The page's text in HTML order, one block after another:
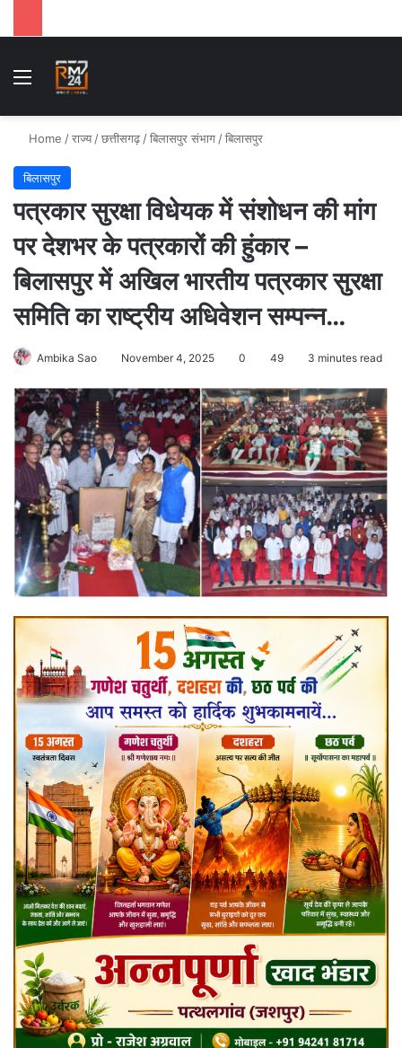
Menu
Home /राज्य /छत्तीसगढ़ /बिलासपुर संभाग /बिलासपुर
बिलासपुर
पत्रकार सुरक्षा विधेयक में संशोधन की मांग
पर देशभर के पत्रकारों की हुंकार –
बिलासपुर में अखिल भारतीय पत्रकार सुरक्षा
समिति का राष्ट्रीय अधिवेशन सम्पन्न…
Ambika Sao November 4, 2025 0 49 3 minutes read